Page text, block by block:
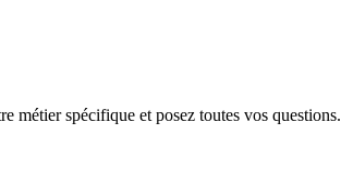
métier spécifique et posez toutes vos questions.